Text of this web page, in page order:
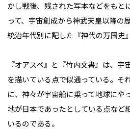
かし戦後、残された写本などをもと
って、宇宙創成から神武天皇以降の
統治年代別に記した『神代の万国史
『オアスペ』と『竹内文書』は、宇
を描いている点で似通っている。そ
に、神々が宇宙船に乗って地球にや
地が日本であったとしている点など
いるのである。